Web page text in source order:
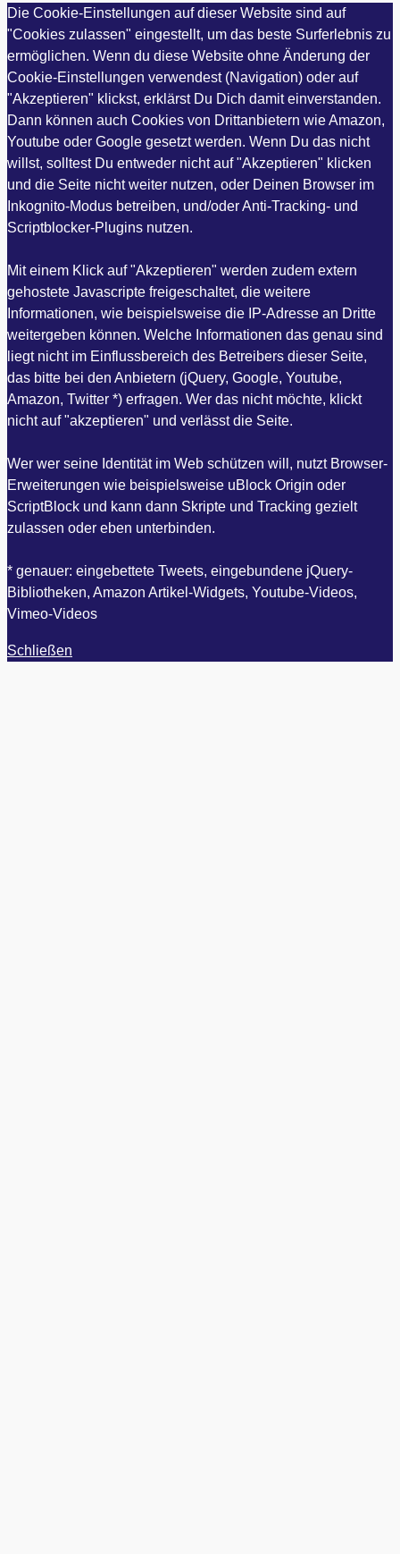
Die Cookie-Einstellungen auf dieser Website sind auf
"Cookies zulassen" eingestellt, um das beste Surferlebnis zu
ermöglichen. Wenn du diese Website ohne Änderung der
Cookie-Einstellungen verwendest (Navigation) oder auf
"Akzeptieren" klickst, erklärst Du Dich damit einverstanden.
Dann können auch Cookies von Drittanbietern wie Amazon,
Youtube oder Google gesetzt werden. Wenn Du das nicht
willst, solltest Du entweder nicht auf "Akzeptieren" klicken
und die Seite nicht weiter nutzen, oder Deinen Browser im
Inkognito-Modus betreiben, und/oder Anti-Tracking- und
Scriptblocker-Plugins nutzen.
Mit einem Klick auf "Akzeptieren" werden zudem extern
gehostete Javascripte freigeschaltet, die weitere
Informationen, wie beispielsweise die IP-Adresse an Dritte
weitergeben können. Welche Informationen das genau sind
liegt nicht im Einflussbereich des Betreibers dieser Seite,
das bitte bei den Anbietern (jQuery, Google, Youtube,
Amazon, Twitter *) erfragen. Wer das nicht möchte, klickt
nicht auf "akzeptieren" und verlässt die Seite.
Wer wer seine Identität im Web schützen will, nutzt Browser-
Erweiterungen wie beispielsweise uBlock Origin oder
ScriptBlock und kann dann Skripte und Tracking gezielt
zulassen oder eben unterbinden.
* genauer: eingebettete Tweets, eingebundene jQuery-
Bibliotheken, Amazon Artikel-Widgets, Youtube-Videos,
Vimeo-Videos
Schließen